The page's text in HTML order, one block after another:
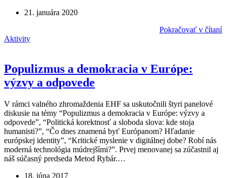
21. januára 2020
Pokračovať v čítaní
Aktivity
Populizmus a demokracia v Európe:
výzvy a odpovede
V rámci valného zhromaždenia EHF sa uskutočnili štyri panelové
diskusie na témy “Populizmus a demokracia v Európe: výzvy a
odpovede”, “Politická korektnosť a sloboda slova: kde stoja
humanisti?”, “Čo dnes znamená byť Európanom? Hľadanie
európskej identity”, “Kritické myslenie v digitálnej dobe? Robí nás
moderná technológia múdrejšími?”. Prvej menovanej sa zúčastnil aj
náš súčasný predseda Metod Rybár.…
18. júna 2017